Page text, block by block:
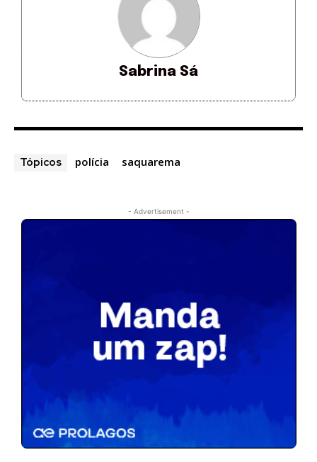
Sabrina Sá
Tópicos polícia saquarema
- Advertisement -